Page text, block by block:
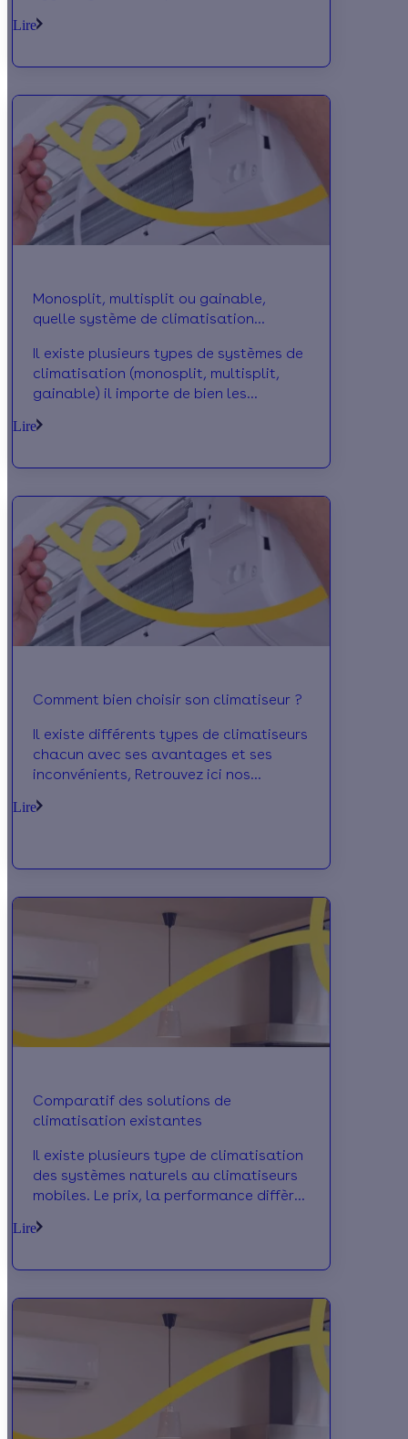
la pièce. Comment marche-t-elle??
article.
Lire
Monosplit, multisplit ou gainable,
quelle système de climatisation
Il existe plusieurs types de systèmes de
climatisation (monosplit, multisplit,
gainable) il importe de bien les
Lire
Comment bien choisir son climatiseur ?
Il existe différents types de climatiseurs
chacun avec ses avantages et ses
inconvénients, Retrouvez ici nos
climatiseur
Lire
Comparatif des solutions de
climatisation existantes
Il existe plusieurs type de climatisation
des systèmes naturels au climatiseurs
mobiles. Le prix, la performance diffère.
Lire